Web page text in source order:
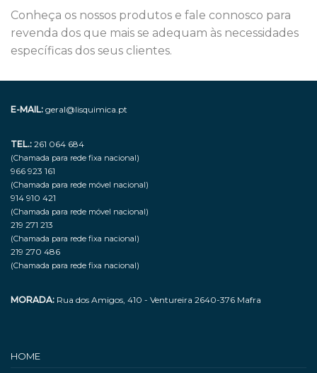
Conheça os nossos produtos e fale connosco para
revenda dos que mais se adequam às necessidades
específicas dos seus clientes.
E-MAIL: geral@lisquimica.pt
TEL.: 261 064 684
(Chamada para rede fixa nacional)
966 923 161
(Chamada para rede móvel nacional)
914 910 421
(Chamada para rede móvel nacional)
219 271 213
(Chamada para rede fixa nacional)
219 270 486
(Chamada para rede fixa nacional)
MORADA: Rua dos Amigos, 410 - Ventureira 2640-376 Mafra
HOME